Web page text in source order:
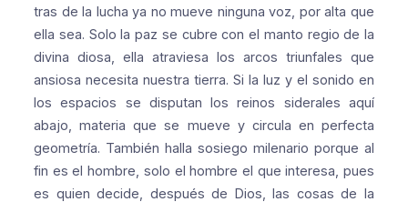
tras de la lucha ya no mueve ninguna voz, por alta que
ella sea. Solo la paz se cubre con el manto regio de la
divina diosa, ella atraviesa los arcos triunfales que
ansiosa necesita nuestra tierra. Si la luz y el sonido en
los espacios se disputan los reinos siderales aquí
abajo, materia que se mueve y circula en perfecta
geometría. También halla sosiego milenario porque al
fin es el hombre, solo el hombre el que interesa, pues
es quien decide,
después de Dios, las cosas de la